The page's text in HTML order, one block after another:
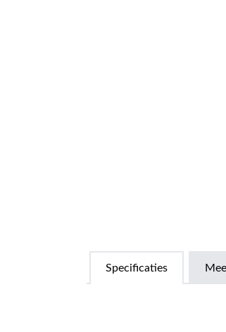
Specificaties